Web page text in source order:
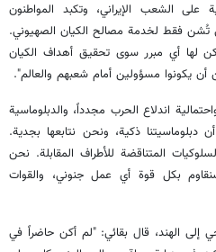
على الشعب الإيراني، وتكبد المواطنون
تُشن فقط لخدمة مصالح الكيان الصهيوني.
لها أي مبرر سوى تحقيق أهداف الكيان
أن يكونوا مسؤولين أمام شعبهم والعالم".
اندلاع الحرب مجدداً، والدبلوماسية
دبلوماسيتنا ذكية، ونحن نتابعها بجدية.
المتناقضة للأطراف المقابلة. نحن
بكل قوة أي عمل جنوني، والقوات
إلى الهند، قال بقائي: "لم أكن حاضراً في